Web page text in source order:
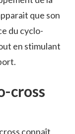
que son
du cyclo-
en stimulant
cross
connaît